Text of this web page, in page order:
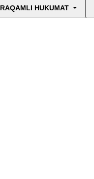
RAQAMLI HUKUMAT